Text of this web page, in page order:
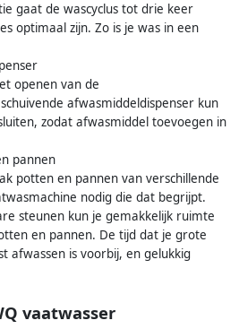
gaat de wascyclus tot drie keer
optimaal zijn. Zo is je was in een
openen van de
afwasmiddeldispenser kun
zodat afwasmiddel toevoegen in
pannen
potten en pannen van verschillende
nodig die dat begrijpt.
steunen kun je gemakkelijk ruimte
en pannen. De tijd dat je grote
afwassen is voorbij, en gelukkig
vaatwasser